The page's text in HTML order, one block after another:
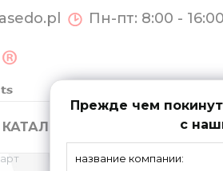
Пн-пт: 8:00 - 16:00
КАТАЛОГ СИСТЕМЫ ВОРОТ
Прежде чем
с